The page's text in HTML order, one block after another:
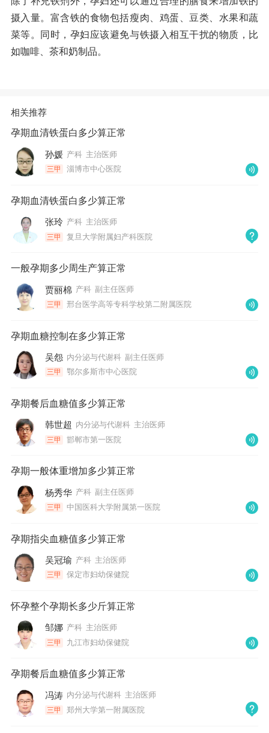
摄入量。富含铁的食物包括瘦肉、鸡蛋、豆类、水果和蔬
菜等。同时，孕妇应该避免与铁摄入相互干扰的物质，比
如咖啡、茶和奶制品。
相关推荐
孕期血清铁蛋白多少算正常
孙媛 产科 主治医师
三甲 淄博市中心医院
孕期血清铁蛋白多少算正常
张玲 产科 主治医师
三甲 复旦大学附属妇产科医院
一般孕期多少周生产算正常
贾丽棉 产科 副主任医师
三甲 邢台医学高等专科学校第二附属医院
孕期血糖控制在多少算正常
吴怨 内分泌与代谢科 副主任医师
三甲 鄂尔多斯市中心医院
孕期餐后血糖值多少算正常
韩世超 内分泌与代谢科 主治医师
三甲 邯郸市第一医院
孕期一般体重增加多少算正常
杨秀华 产科 副主任医师
三甲 中国医科大学附属第一医院
孕期指尖血糖值多少算正常
吴冠瑜 产科 主治医师
三甲 保定市妇幼保健院
怀孕整个孕期长多少斤算正常
邹娜 产科 主治医师
三甲 九江市妇幼保健院
孕期餐后血糖值多少算正常
冯涛 内分泌与代谢科 主治医师
三甲 郑州大学第一附属医院